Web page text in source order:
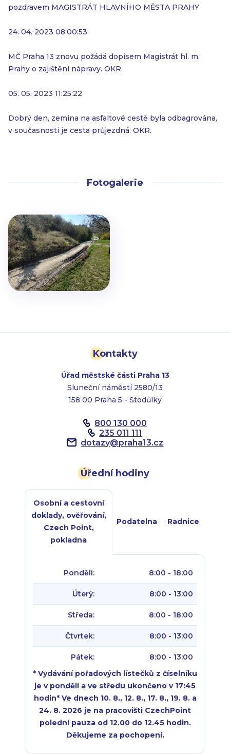
pozdravem MAGISTRÁT HLAVNÍHO MĚSTA PRAHY
24. 04. 2023 08:00:53
MČ Praha 13 znovu požádá dopisem Magistrát hl. m.
Prahy o zajištění nápravy. OKR.
05. 05. 2023 11:25:22
Dobrý den, zemina na asfaltové cestě byla odbagrována,
v současnosti je cesta průjezdná. OKR.
Fotogalerie
Kontakty
Úřad městské části Praha 13
Sluneční náměstí 2580/13
158 00 Praha 5 - Stodůlky
800 130 000
235 011 111
dotazy@praha13.cz
Úřední hodiny
Osobní a cestovní
doklady, ověřování,
Czech Point,
pokladna
Podatelna Radnice
Pondělí: 8:00 - 18:00
Úterý: 8:00 - 13:00
Středa: 8:00 - 18:00
Čtvrtek: 8:00 - 13:00
Pátek:
8:00 - 13:00
* Vydávání pořadových lístečků z číselníku
je v pondělí a ve středu ukončeno v 17:45
hodin* Ve dnech 10. 8., 12. 8., 17. 8., 19. 8. a
24. 8. 2026 je na pracovišti CzechPoint
polední pauza od 12.00 do 12.45 hodin.
Děkujeme za pochopení.